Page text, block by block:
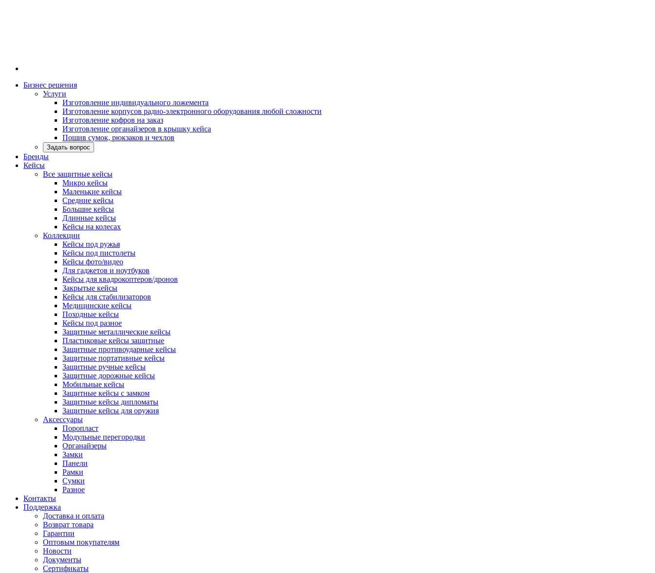
Бизнес решения
Услуги
Изготовление индивидуального ложемента
Изготовление корпусов радио-электронного оборудования любой сложности
Изготовление кофров на заказ
Изготовление органайзеров в крышку кейса
Пошив сумок, рюкзаков и чехлов
Задать вопрос
Бренды
Кейсы
Все защитные кейсы
Микро кейсы
Маленькие кейсы
Средние кейсы
Большие кейсы
Длинные кейсы
Кейсы на колесах
Коллекции
Кейсы под ружья
Кейсы под пистолеты
Кейсы фото/видео
Для гаджетов и ноутбуков
Кейсы для квадрокоптеров/дронов
Закрытые кейсы
Кейсы для стабилизаторов
Медицинские кейсы
Походные кейсы
Кейсы под разное
Защитные металлические кейсы
Пластиковые кейсы защитные
Защитные противоударные кейсы
Защитные портативные кейсы
Защитные ручные кейсы
Защитные дорожные кейсы
Мобильные кейсы
Защитные кейсы с замком
Защитные кейсы дипломаты
Защитные кейсы для оружия
Аксессуары
Поропласт
Модульные перегородки
Органайзеры
Замки
Панели
Рамки
Сумки
Разное
Контакты
Поддержка
Доставка и оплата
Возврат товара
Гарантии
Оптовым покупателям
Новости
Документы
Сертификаты